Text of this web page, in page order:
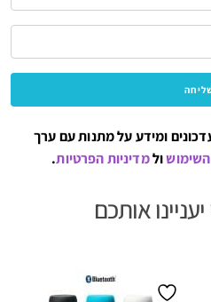
ומידע על מתנות עם ערך
ולמדיניות הפרטיות.
אותכם